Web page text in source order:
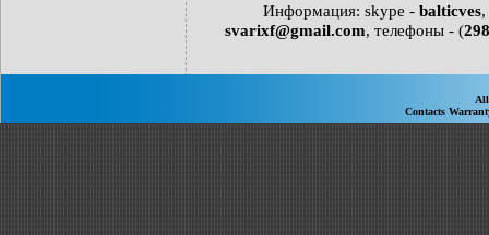
Информация: skype - balticves,
svarixf@gmail.com, телефоны - (
Contacts